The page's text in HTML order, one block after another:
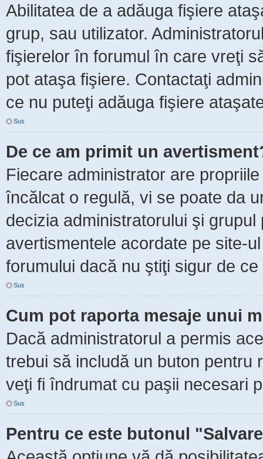
Abilitatea de a adăuga fişiere
grup, sau utilizator.
fişierelor în forumul în care vreţi
pot ataşa fişiere. Contactaţi
ce nu puteţi adăuga fişiere
Sus
De ce am primit un
Fiecare administrator are
încălcat o regulă, vi se poate da
decizia administratorului şi
avertismentele acordate pe site-
forumului dacă nu ştiţi sigur de
Sus
Cum pot raporta mesaje unui
Dacă administratorul a permis
trebui să includă un buton pentru
veţi fi îndrumat cu paşii necesari
Sus
Pentru ce este butonul